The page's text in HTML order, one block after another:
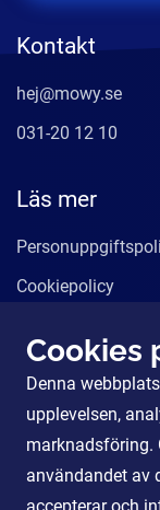
Kontakt
hej@mowy.se
031-20 12 10
Läs mer
Cookiepolicy
Våra tjänster
För Partners
Cookies
Denna
upplevelsen,
marknadsföring.
användandet av